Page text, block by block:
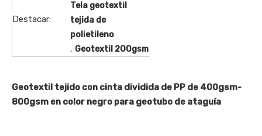
Destacar:
Tela geotextil
tejida de
polietileno
, Geotextil 200gsm
Geotextil tejido con cinta dividida de PP de 400gsm-
800gsm en color negro para geotubo de ataguía